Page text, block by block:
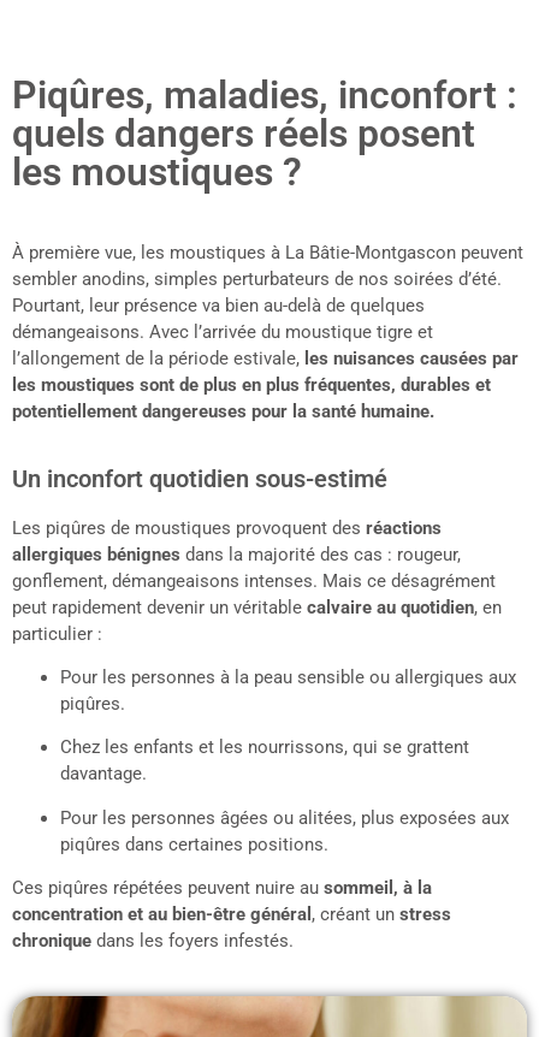
Piqûres, maladies, inconfort :
quels dangers réels posent
les moustiques ?
À première vue, les moustiques à La Bâtie-Montgascon peuvent
sembler anodins, simples perturbateurs de nos soirées d’été.
Pourtant, leur présence va bien au-delà de quelques
démangeaisons. Avec l’arrivée du moustique tigre et
l’allongement de la période estivale, les nuisances causées par
les moustiques sont de plus en plus fréquentes, durables et
potentiellement dangereuses pour la santé humaine.
Un inconfort quotidien sous-estimé
Les piqûres de moustiques provoquent des réactions
allergiques bénignes dans la majorité des cas : rougeur,
gonflement, démangeaisons intenses. Mais ce désagrément
peut rapidement devenir un véritable calvaire au quotidien, en
particulier :
Pour les personnes à la peau sensible ou allergiques aux
piqûres.
Chez les enfants et les nourrissons, qui se grattent
davantage.
Pour les personnes âgées ou alitées, plus exposées aux
piqûres dans certaines positions.
Ces piqûres répétées peuvent nuire au sommeil, à la
concentration et au bien-être général , créant un stress
chronique dans les foyers infestés.